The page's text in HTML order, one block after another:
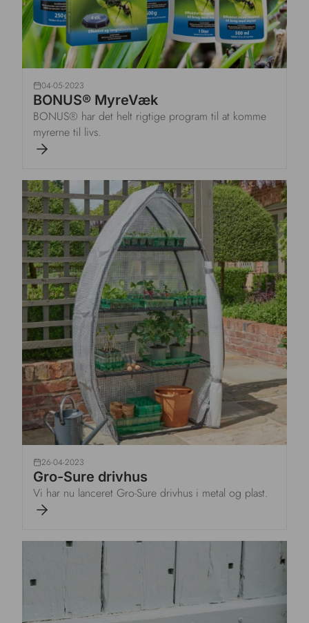
04-05-2023
BONUS® MyreVæk
BONUS® har det helt rigtige program til at komme
myrerne til livs.
26-04-2023
Gro-Sure drivhus
Vi har nu lanceret Gro-Sure drivhus i metal og plast.